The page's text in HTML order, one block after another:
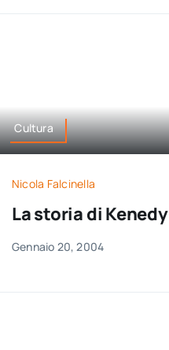
Cultura
Nicola Falcinella
La storia di Kenedy
Gennaio 20, 2004